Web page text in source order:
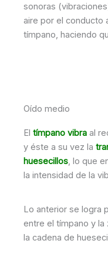
sonoras
aire por el conducto
tímpano, haciendo
Oído medio
El tímpano vibra al
y éste a su vez la
huesecillos , lo que
la intensidad de la
Lo anterior se logra
entre el tímpano y la
la cadena de